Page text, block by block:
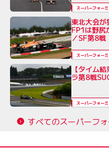
スーパーフォーミ
東北大会
FP1は野尻
／SF第8戦
スーパーフォーミ
【タイム
ラ第8戦
スーパーフォーミ
すべてのスーパーフ